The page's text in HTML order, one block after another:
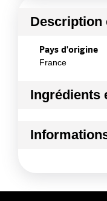
Description
Pays d'origine
France
Ingrédients
CERISE
Kilojoules